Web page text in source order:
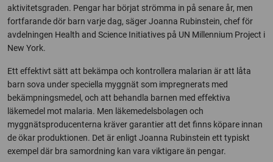
aktivitetsgraden. Pengar har börjat strömma in på senare år, men
fortfarande dör barn varje dag, säger Joanna Rubinstein, chef för
avdelningen Health and Science Initiatives på UN Millennium Project i
New York.
Ett effektivt sätt att bekämpa och kontrollera malarian är att låta
barn sova under speciella myggnät som impregnerats med
bekämpningsmedel, och att behandla barnen med effektiva
läkemedel mot malaria. Men läkemedelsbolagen och
myggnätsproducenterna kräver garantier att det finns köpare innan
de ökar produktionen. Det är enligt Joanna Rubinstein ett typiskt
exempel där bra samordning kan vara viktigare än pengar.